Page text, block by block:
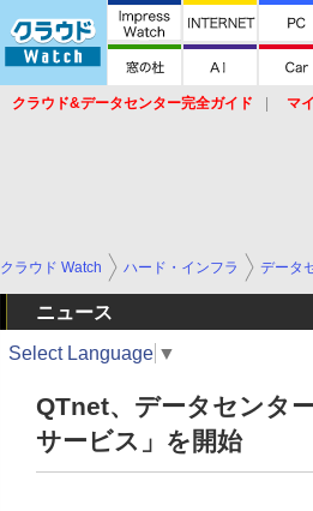
クラウド&データセンター完全ガイド
マ
クラウド Watch ハード・インフラ データ
ニュース
Select Language ▼
QTnet、データセンタ
サービス」を開始